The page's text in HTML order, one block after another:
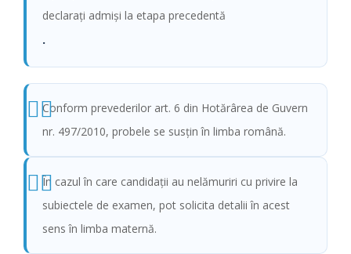
declaraţi admişi la etapa precedentă
.
Conform prevederilor art. 6 din Hotărârea de Guvern
nr. 497/2010, probele se susţin în limba română.
În cazul în care candidaţii au nelămuriri cu privire la
subiectele de examen, pot solicita detalii în acest
sens în limba maternă.